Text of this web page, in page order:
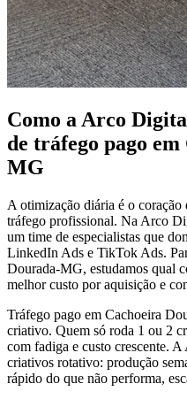
Como a Arco
de tráfego pago
MG
A otimização diária é o
tráfego profissional. Na Arco
um time de especialistas que
LinkedIn Ads e TikTok Ads.
Dourada-MG, estudamos qual
melhor custo por aquisição e
Tráfego pago em Cachoeira
criativo. Quem só roda 1 ou 2
com fadiga e custo crescente.
criativos rotativo: produção
rápido do que não performa,